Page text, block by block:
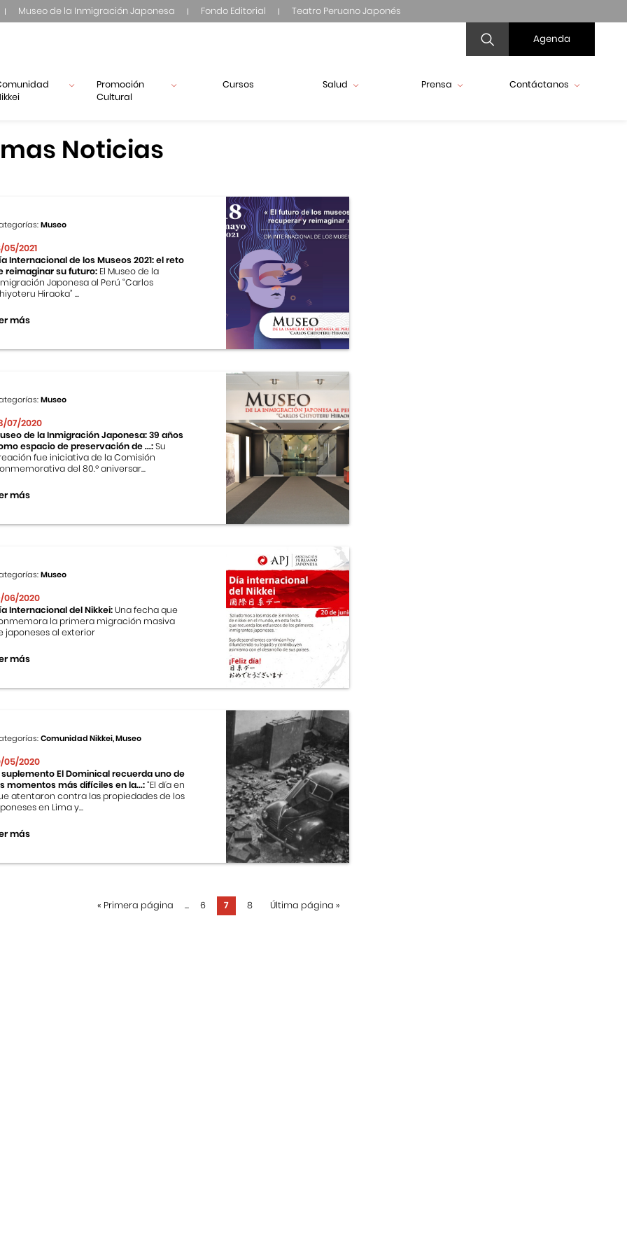
Museo de la Inmigración Japonesa Fondo Editorial Teatro Peruano Japonés
Agenda
Promoción
Cultural
Cursos Salud Prensa Contáctanos
Noticias
Museo
05/2021
Internacional de los Museos 2021: el reto
reimaginar su futuro: El Museo de la
Japonesa al Perú “Carlos
Hiraoka” ...
más
Museo
07/2020
de la Inmigración Japonesa: 39 años
espacio de preservación de ...:Su
fue iniciativa de la Comisión
del 80.º aniversar...
más
Museo
06/2020
Internacional del Nikkei:Una fecha que
la primera migración masiva
japoneses al exterior
más
Comunidad Nikkei, Museo
05/2020
suplemento El Dominical recuerda uno de
momentos más difíciles en la...:“El día en
atentaron contra las propiedades de los
en Lima y...
más
« Primera página ... 6 7 8 Última página »